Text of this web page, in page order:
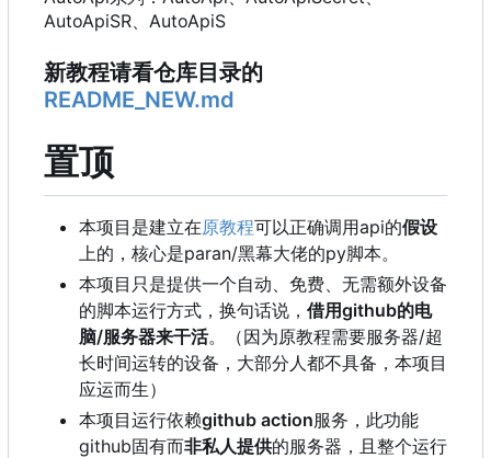
AutoApiSR、AutoApiS
新教程请看仓库目录的
README_NEW.md
置顶
本项目是建立在原教程可以正确调用api的假设
上的，核心是paran/黑幕大佬的py脚本。
本项目只是提供一个自动、免费、无需额外设备
的脚本运行方式，换句话说， 借用github的电
脑/服务器来干活。（因为原教程需要服务器/超
长时间运转的设备，大部分人都不具备，本项目
应运而生）
本项目运行依赖github action服务，此功能
github固有而非私人提供的服务器，且整个运行